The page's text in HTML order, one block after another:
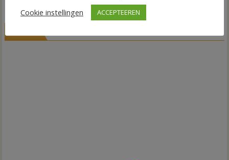
Cookie instellingen
ACCEPTEEREN